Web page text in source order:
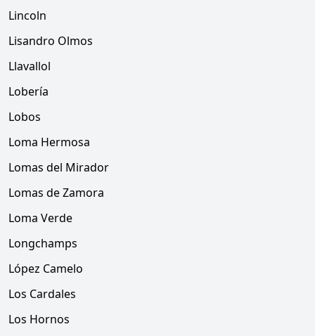
Lincoln
Lisandro Olmos
Llavallol
Lobería
Lobos
Loma Hermosa
Lomas del Mirador
Lomas de Zamora
Loma Verde
Longchamps
López Camelo
Los Cardales
Los Hornos